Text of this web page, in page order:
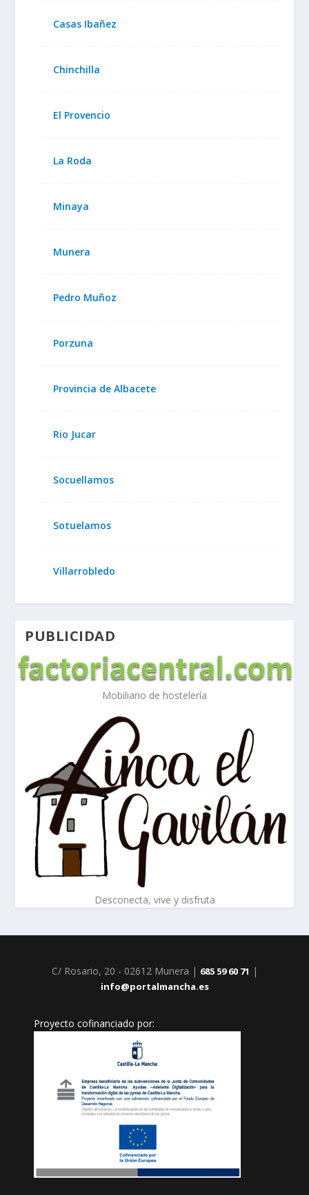
Casas Ibañez
Chinchilla
El Provencio
La Roda
Minaya
Munera
Pedro Muñoz
Porzuna
Provincia de Albacete
Rio Jucar
Socuellamos
Sotuelamos
Villarrobledo
PUBLICIDAD
Mobiliario de hostelería
Desconecta, vive y disfruta
C/ Rosario, 20 - 02612 Munera | 685 59 60 71 |
info@portalmancha.es
Proyecto cofinanciado por: